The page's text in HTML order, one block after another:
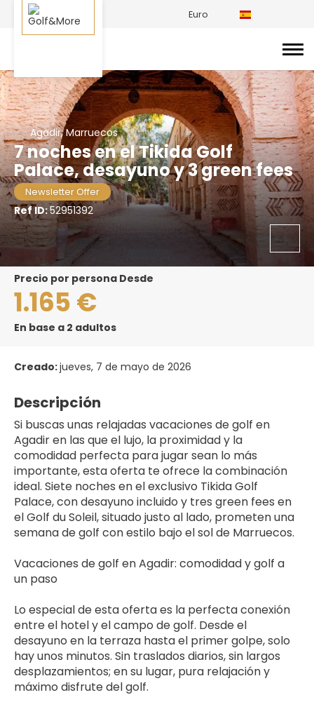
Euro
Agadir, Marruecos
7 noches en el Tikida Golf
Palace, desayuno y 3 green fees
Newsletter Offer
Ref ID:52951392
precio por persona Desde
1.165 €
En base a 2 adultos
Creado:jueves, 7 de mayo de 2026
Descripción
Si buscas unas relajadas vacaciones de golf en
Agadir en las que el lujo, la proximidad y la
comodidad perfecta para jugar sean lo más
importante, esta oferta te ofrece la combinación
ideal. Siete noches en el exclusivo Tikida Golf
Palace, con desayuno incluido y tres green fees en
el Golf du Soleil, situado justo al lado, prometen una
semana de golf con estilo bajo el sol de Marruecos.
Vacaciones de golf en Agadir: comodidad y golf a
un paso
Lo especial de esta oferta es la perfecta conexión
entre el hotel y el campo de golf. Desde el
desayuno en la terraza hasta el primer golpe, solo
hay unos minutos. Sin traslados diarios, sin largos
desplazamientos; en su lugar, pura relajación y
máximo disfrute del golf.